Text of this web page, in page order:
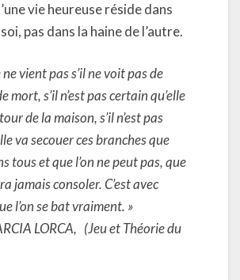
vie heureuse réside dans
pas dans la haine de l’autre.
ne vient pas s’il ne voit pas de
mort, s’il n’est pas certain qu’elle
de la maison, s’il n’est pas
va secouer ces branches que
tous et que l’on ne peut pas, que
jamais consoler. C’est avec
l’on se bat vraiment. »
LORCA, (Jeu et Théorie du